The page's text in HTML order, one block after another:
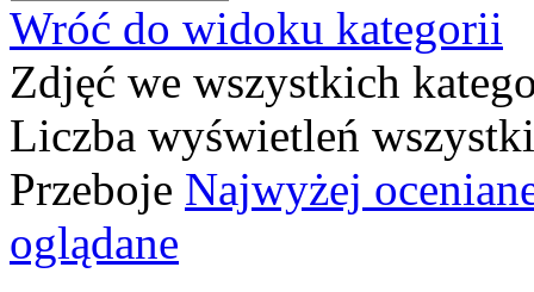
Wróć do widoku kategorii
Zdjęć we wszystkich
Liczba wyświetleń
Przeboje Najwyżej
oglądane